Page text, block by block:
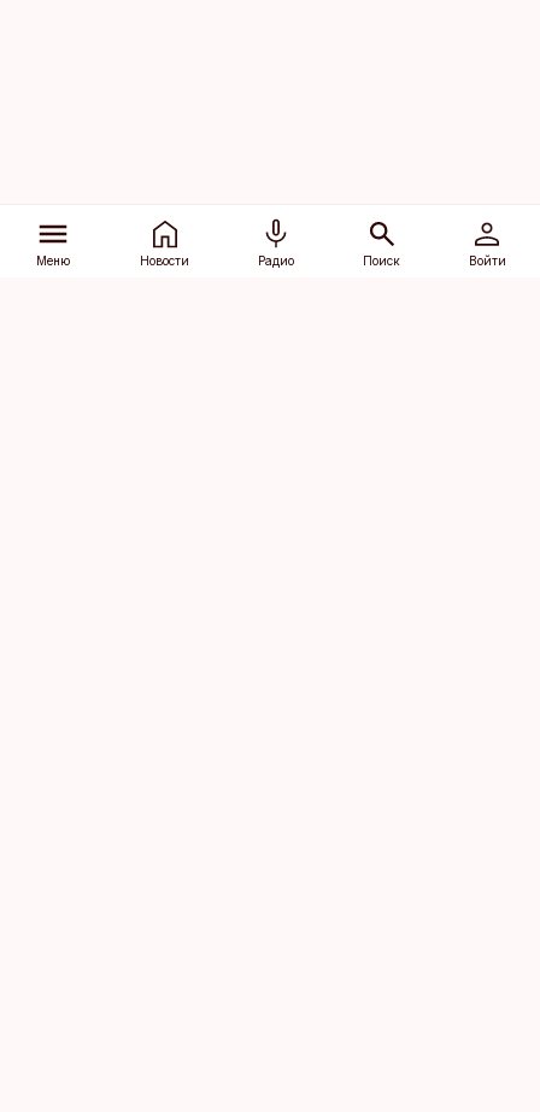
Меню Новости Радио Поиск Войти